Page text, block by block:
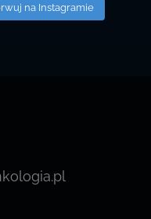
na Instagramie